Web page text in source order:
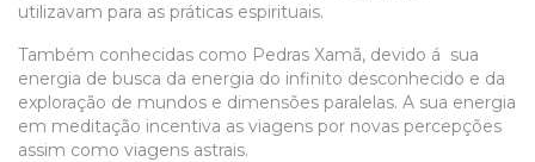
utilizavam para as práticas espirituais.
Também conhecidas como Pedras Xamã, devido á sua
energia de busca da energia do infinito desconhecido e da
exploração de mundos e dimensões paralelas. A sua energia
em meditação incentiva as viagens por novas percepções
assim como viagens astrais.